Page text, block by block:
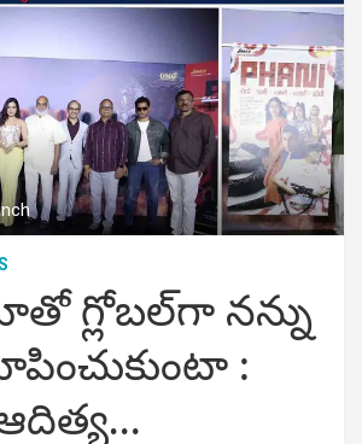
గ్లోబల్‌గా నన్ను
: